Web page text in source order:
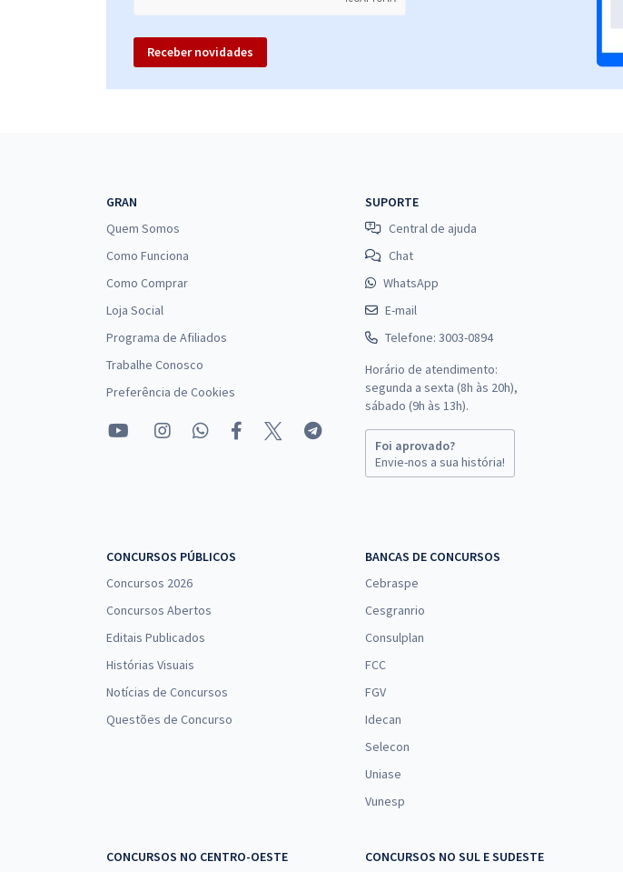
Receber novidades
GRAN
Quem Somos
Como Funciona
Como Comprar
Loja Social
Programa de Afiliados
Trabalhe Conosco
Preferência de Cookies
SUPORTE
Central de ajuda
Chat
WhatsApp
E-mail
Telefone: 3003-0894
Horário de atendimento:
segunda a sexta (8h às 20h),
sábado (9h às 13h).
Foi aprovado?
Envie-nos a sua história!
CONCURSOS PÚBLICOS
Concursos 2026
Concursos Abertos
Editais Publicados
Histórias Visuais
Notícias de Concursos
Questões de Concurso
BANCAS DE CONCURSOS
Cebraspe
Cesgranrio
Consulplan
FCC
FGV
Idecan
Selecon
Uniase
Vunesp
CONCURSOS NO CENTRO-OESTE
CONCURSOS NO SUL E SUDESTE